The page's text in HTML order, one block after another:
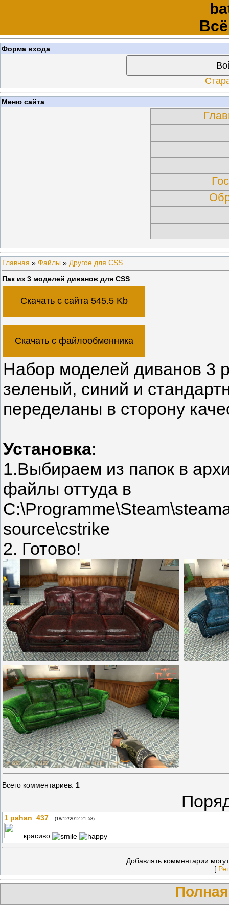
Форма входа
Меню сайта
Главная » Файлы » Другое для CSS
Пак из 3 моделей диванов для CSS
Скачать с сайта 545.5 Kb
Скачать с файлообменника
Набор моделей диванов 3
зеленый, синий и
переделаны в сторону
Установка:
1.Выбираем из папок в
файлы оттуда в
source\cstrike
2. Готово!
Всего комментариев: 1
1 pahan_437 (18/12/2012 21:58)
красиво
Добавлять комментарии
[